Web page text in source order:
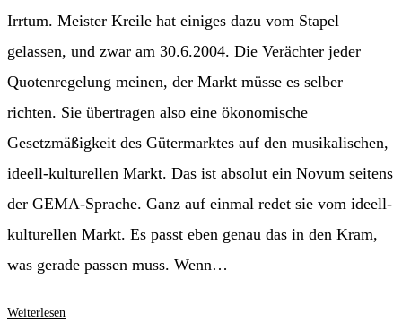
Irrtum. Meister Kreile hat einiges dazu vom Stapel
gelassen, und zwar am 30.6.2004. Die Verächter jeder
Quotenregelung meinen, der Markt müsse es selber
richten. Sie übertragen also eine ökonomische
Gesetzmäßigkeit des Gütermarktes auf den musikalischen,
ideell-kulturellen Markt. Das ist absolut ein Novum seitens
der GEMA-Sprache. Ganz auf einmal redet sie vom ideell-
kulturellen Markt. Es passt eben genau das in den Kram,
was gerade passen muss. Wenn…
Weiterlesen